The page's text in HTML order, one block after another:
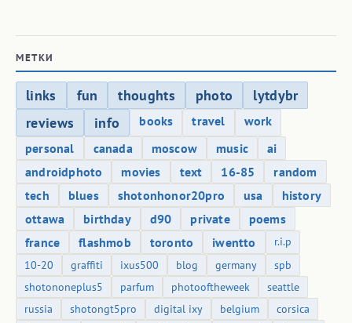
МЕТКИ
links fun thoughts photo
lytdybr
reviews
info books travel
work
personal
canada moscow music
ai
androidphoto
movies text 16-85
random
tech
blues shotonhonor20pro usa
history
ottawa
birthday d90 private
poems
france
flashmob toronto iwentto
r.i.p
10-20
graffiti ixus500 blog germany
spb
shotononeplus5
parfum photooftheweek
seattle
russia
shotongt5pro digital ixy belgium
corsica